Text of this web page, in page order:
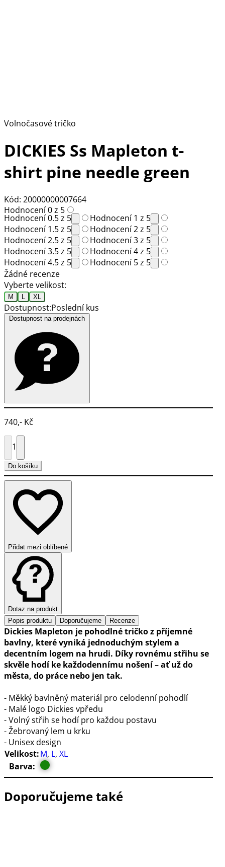
Volnočasové tričko
DICKIES Ss Mapleton t-
shirt pine needle green
Kód: 20000000007664
Hodnocení 0 z 5
Hodnocení 0.5 z 5
Hodnocení 1 z 5
Hodnocení 1.5 z 5
Hodnocení 2 z 5
Hodnocení 2.5 z 5
Hodnocení 3 z 5
Hodnocení 3.5 z 5
Hodnocení 4 z 5
Hodnocení 4.5 z 5
Hodnocení 5 z 5
Žádné recenze
Vyberte velikost:
M XL
Dostupnost:Poslední kus
740,- Kč
1
Do košíku
Přidat mezi oblíbené
Dotaz na produkt
Popis produktu
Doporučujeme Recenze
Dickies Mapleton je pohodlné tričko z příjemné
bavlny, které vyniká jednoduchým stylem a
decentním logem na hrudi. Díky rovnému střihu se
skvěle hodí ke každodennímu nošení – ať už do
města, do práce nebo jen tak.
- Měkký bavlněný materiál pro celodenní pohodlí
- Malé logo Dickies vpředu
- Volný střih se hodí pro každou postavu
- Žebrovaný lem u krku
- Unisex design
Velikost:M, L, XL
Barva:
Doporučujeme také